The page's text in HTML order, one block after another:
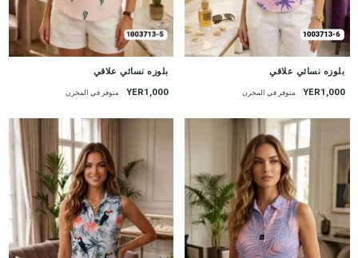
جديد
بلوزه نسائي علاقي
YER1,000 متوفر في المخزن
جديد
بلوزه نسائي علاقي
YER1,000 متوفر في المخزن